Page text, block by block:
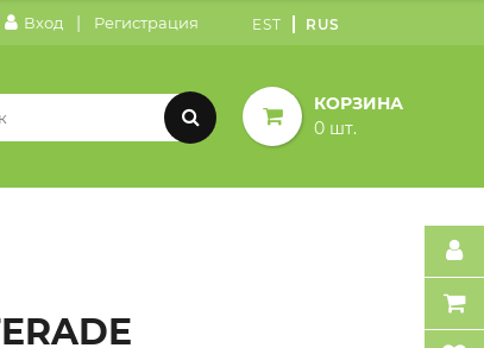
Вход | Регистрация EST RUS
КОРЗИНА
0 шт.